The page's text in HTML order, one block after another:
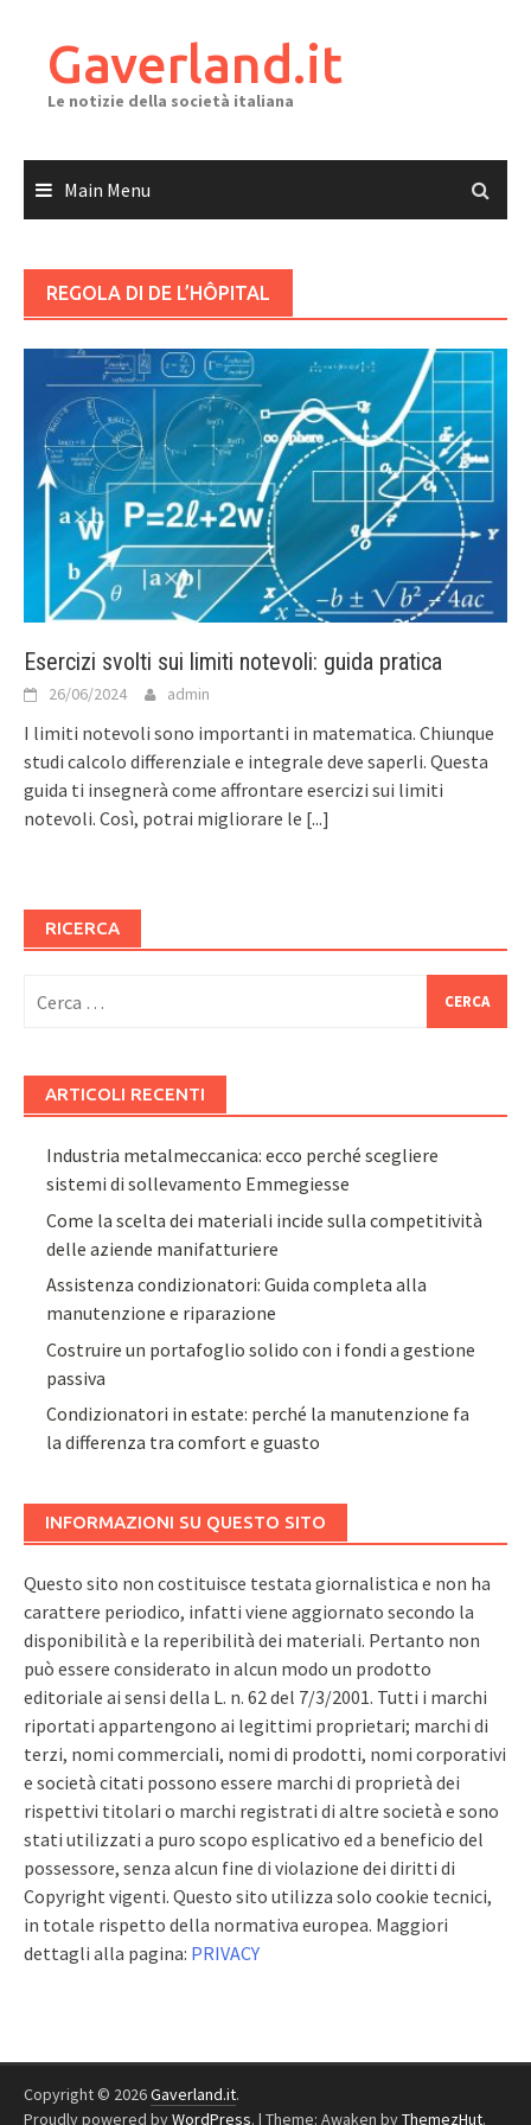
contentGaverland.it
Le notizie della società italiana
Main Menu
REGOLA DI DE L’HÔPITAL
Esercizi svolti sui limiti notevoli: guida pratica
26/06/2024 admin
I limiti notevoli sono importanti in matematica. Chiunque
studi calcolo differenziale e integrale deve saperli. Questa
guida ti insegnerà come affrontare esercizi sui limiti
notevoli. Così, potrai migliorare le [...]
RICERCA
per:
ARTICOLI RECENTI
Industria metalmeccanica: ecco perché scegliere
sistemi di sollevamento Emmegiesse
Come la scelta dei materiali incide sulla competitività
delle aziende manifatturiere
Assistenza condizionatori: Guida completa alla
manutenzione e riparazione
Costruire un portafoglio solido con i fondi a gestione
passiva
Condizionatori in estate: perché la manutenzione fa
la differenza tra comfort e guasto
INFORMAZIONI SU QUESTO SITO
Questo sito non costituisce testata giornalistica e non ha
carattere periodico, infatti viene aggiornato secondo la
disponibilità e la reperibilità dei materiali. Pertanto non
può essere considerato in alcun modo un prodotto
editoriale ai sensi della L. n. 62 del 7/3/2001. Tutti i marchi
riportati appartengono ai legittimi proprietari; marchi di
terzi, nomi commerciali, nomi di prodotti, nomi corporativi
e società citati possono essere marchi di proprietà dei
rispettivi titolari o marchi registrati di altre società e sono
stati utilizzati a puro scopo esplicativo ed a beneficio del
possessore, senza alcun fine di violazione dei diritti di
Copyright vigenti. Questo sito utilizza solo cookie tecnici,
in totale rispetto della normativa europea. Maggiori
dettagli alla pagina: PRIVACY
Copyright © 2026Gaverland.it.
Proudly powered byWordPress. | Theme: Awaken byThemezHut.